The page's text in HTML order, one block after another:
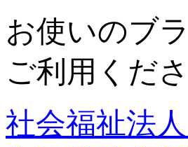
お使いのブ
ご利用くださ
社会福祉法